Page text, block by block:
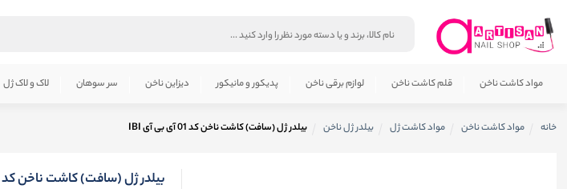
مواد کاشت ناخن قلم کاشت ناخن لوازم برقی ناخن پدیکور و مانیکور دیزاین ناخن سر سوهان لاک و لاک ژل
خانه مواد کاشت ناخن مواد کاشت ژل بیلدر ژل ناخن بیلدر ژل (سافت) کاشت ناخن کد 01 آی بی آی IBI
بیلدر ژل (سافت) کاشت ناخن کد 01 آی بی آی IBI